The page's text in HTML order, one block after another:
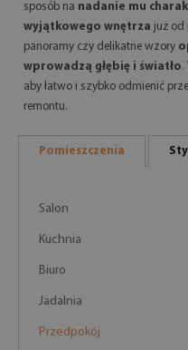
sposób na nadanie mu
wyjątkowego wnętrza już od
panoramy czy delikatne wzory
wprowadzą głębię i światło.
aby łatwo i szybko odmienić
remontu.
Pomieszczenia
Salon
Kuchnia
Biuro
Jadalnia
Przedpokój